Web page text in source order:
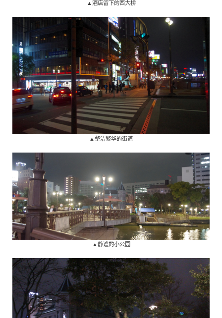
▲酒店留下的西大桥
▲整洁繁华的街道
▲静谧的小公园